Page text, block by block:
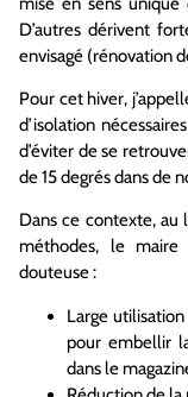
D’autres dérivent
envisagé (rénovation
Pour cet hiver,
d’isolation
d’éviter de se
de 15 degrés dans de
Dans ce contexte,
méthodes, le
douteuse :
Large
pour embellir
dans le